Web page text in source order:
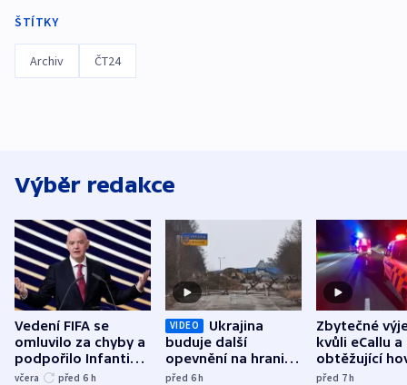
ŠTÍTKY
Archiv ČT24
Výběr redakce
Vedení FIFA se
omluvilo za chyby a
podpořilo Infantina.
UEFA trvá na
včera před 6 h
VIDEO
Ukrajina
buduje další
opevnění na hranici
s Běloruskem
před 6h
Zbytečné
kvůli eCallu a
obtěžující
zdržují
před 7h